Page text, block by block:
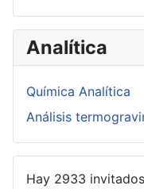
Analítica
Química Analítica
Análisis
Hay 2933